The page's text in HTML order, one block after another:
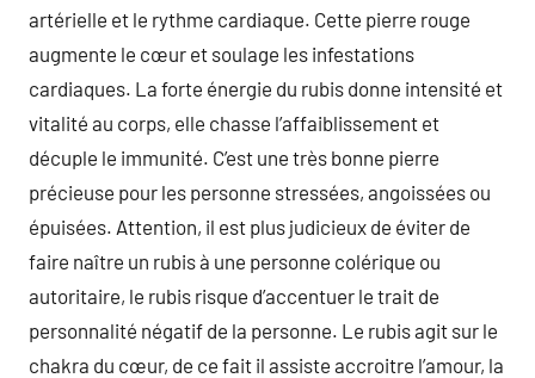
artérielle et le rythme cardiaque. Cette pierre rouge
augmente le cœur et soulage les infestations
cardiaques. La forte énergie du rubis donne intensité et
vitalité au corps, elle chasse l’affaiblissement et
décuple le immunité. C’est une très bonne pierre
précieuse pour les personne stressées, angoissées ou
épuisées. Attention, il est plus judicieux de éviter de
faire naître un rubis à une personne colérique ou
autoritaire, le rubis risque d’accentuer le trait de
personnalité négatif de la personne. Le rubis agit sur le
chakra du cœur, de ce fait il assiste accroitre l’amour, la